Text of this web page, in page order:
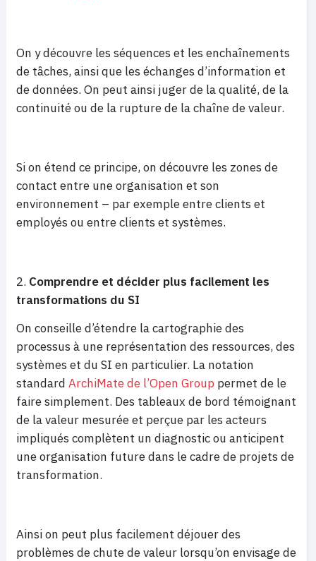
On y découvre les séquences et les enchaînements
de tâches, ainsi que les échanges d’information et
de données. On peut ainsi juger de la qualité, de la
continuité ou de la rupture de la chaîne de valeur.
Si on étend ce principe, on découvre les zones de
contact entre une organisation et son
environnement – par exemple entre clients et
employés ou entre clients et systèmes.
Comprendre et décider plus facilement les
transformations du SI
On conseille d’étendre la cartographie des
processus à une représentation des ressources, des
systèmes et du SI en particulier. La notation
standard ArchiMate de l’Open Group permet de le
faire simplement. Des tableaux de bord témoignant
de la valeur mesurée et perçue par les acteurs
impliqués complètent un diagnostic ou anticipent
une organisation future dans le cadre de projets de
transformation.
Ainsi on peut plus facilement déjouer des
problèmes de chute de valeur lorsqu’on envisage de